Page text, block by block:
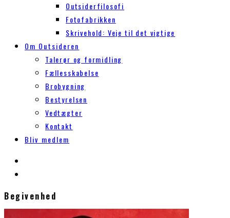
Outsiderfilosofi
Fotofabrikken
Skrivehold: Veje til det vigtige
Om Outsideren
Talerør og formidling
Fællesskabelse
Brobygning
Bestyrelsen
Vedtægter
Kontakt
Bliv medlem
Begivenhed